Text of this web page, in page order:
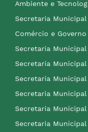
Ambiente e
Secretaria
Comércio e Governo
Secretaria
Secretaria Municipal
Secretaria
Secretaria Municipal
Secretaria
Secretaria